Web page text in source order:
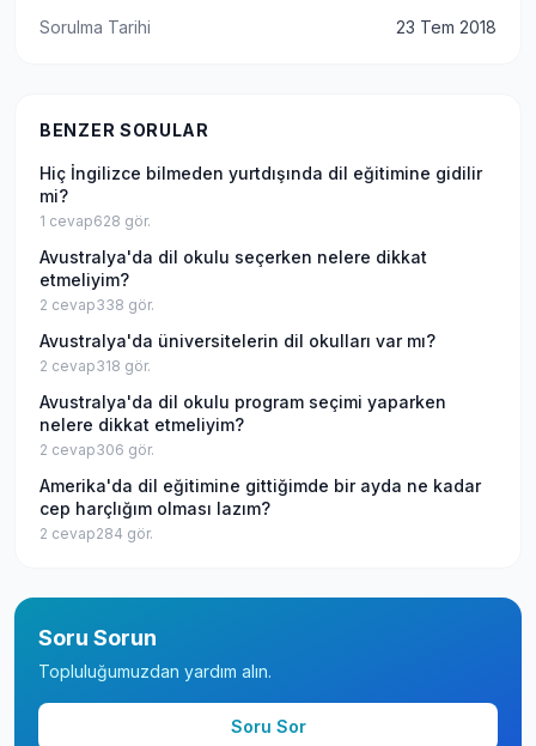
Sorulma Tarihi
23 Tem 2018
BENZER SORULAR
Hiç İngilizce bilmeden yurtdışında dil eğitimine gidilir
mi?
1 cevap628 gör.
Avustralya'da dil okulu seçerken nelere dikkat
etmeliyim?
2 cevap338 gör.
Avustralya'da üniversitelerin dil okulları var mı?
2 cevap318 gör.
Avustralya'da dil okulu program seçimi yaparken
nelere dikkat etmeliyim?
2 cevap306 gör.
Amerika'da dil eğitimine gittiğimde bir ayda ne kadar
cep harçlığım olması lazım?
2 cevap284 gör.
Soru Sorun
Topluluğumuzdan yardım alın.
Soru Sor